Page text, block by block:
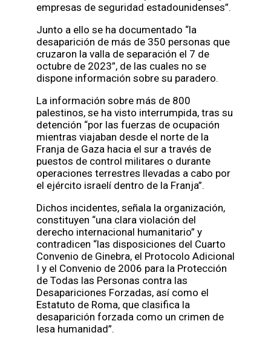
empresas de seguridad estadounidenses”.
Junto a ello se ha documentado “la
desaparición de más de 350 personas que
cruzaron la valla de separación el 7 de
octubre de 2023”, de las cuales no se
dispone información sobre su paradero.
La información sobre más de 800
palestinos, se ha visto interrumpida, tras su
detención “por las fuerzas de ocupación
mientras viajaban desde el norte de la
Franja de Gaza hacia el sur a través de
puestos de control militares o durante
operaciones terrestres llevadas a cabo por
el ejército israelí dentro de la Franja”.
Dichos incidentes, señala la organización,
constituyen “una clara violación del
derecho internacional humanitario” y
contradicen “las disposiciones del Cuarto
Convenio de Ginebra, el Protocolo Adicional
I y el Convenio de 2006 para la Protección
de Todas las Personas contra las
Desapariciones Forzadas, así como el
Estatuto de Roma, que clasifica la
desaparición forzada como un crimen de
lesa humanidad”.